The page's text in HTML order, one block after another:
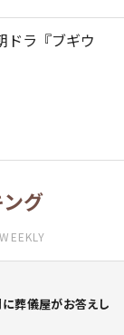
ラ『ブギウ
グ
WEEKLY
に葬儀屋がお答えし